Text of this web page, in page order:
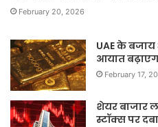
February 20, 2026
UAE के
आयात
February 17,
शेयर बाजार
स्टॉक्स पर